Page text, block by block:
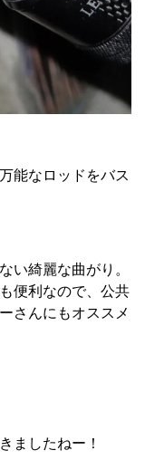
能なロッドをバス
い綺麗な曲がり。
便利なので、公共
さんにもオススメ
ましたねー！